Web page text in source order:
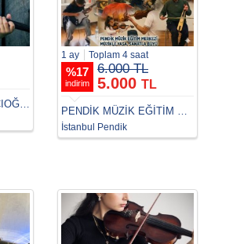
M.E.B ÖZGE HELVACIOĞLU SANAT AKADEMİSİ
1 ay Toplam 4 saat
%17
indirim
6.000 TL
5.000 TL
PENDİK MÜZİK EĞİTİM MERKEZİ
İstanbul Pendik